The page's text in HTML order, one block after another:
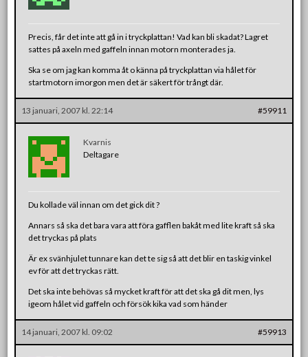
Precis, får det inte att gå in i tryckplattan! Vad kan bli skadat? Lagret
sattes på axeln med gaffeln innan motorn monterades ja.
Ska se om jag kan komma åt o känna på tryckplattan via hålet för
startmotorn imorgon men det är säkert för trångt där.
13 januari, 2007 kl. 22:14 #59911
Kvarnis
Deltagare
Du kollade väl innan om det gick dit ?
Annars så ska det bara vara att föra gafflen bakåt med lite kraft så ska
det tryckas på plats
Är ex svänhjulet tunnare kan det te sig så att det blir en taskig vinkel
ev för att det tryckas rätt.
Det ska inte behövas så mycket kraft för att det ska gå dit men, lys
igeom hålet vid gaffeln och försök kika vad som händer
14 januari, 2007 kl. 09:02 #59913